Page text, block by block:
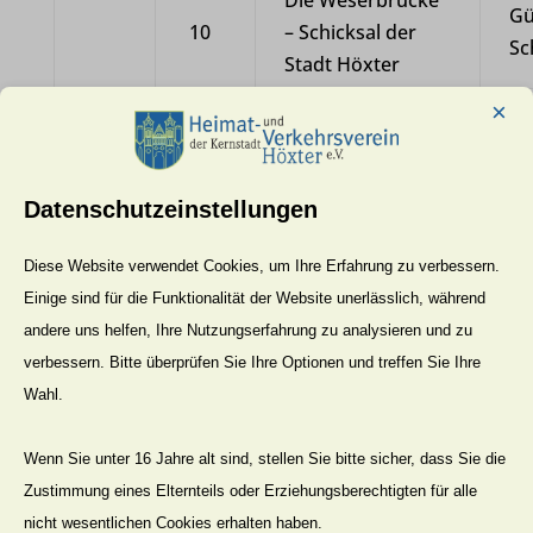
10
– Schicksal der
Stadt Höxter
11
gefährliche
Stadtschenke
Litto als Vorbild
12
Unruhige
Christnacht im
Jahre 1621
Jahr 1955
3
Das Bier schmeckt
nach Seife
Datenschutzeinstellungen
×
Diese Website verwendet Cookies, um Ihre Erfahrung zu verbessern.
Einige sind für die Funktionalität der Website unerlässlich, während
andere uns helfen, Ihre Nutzungserfahrung zu analysieren und zu
verbessern. Bitte überprüfen Sie Ihre Optionen und treffen Sie Ihre
Wahl.
Wenn Sie unter 16 Jahre alt sind, stellen Sie bitte sicher, dass Sie die
Zustimmung eines Elternteils oder Erziehungsberechtigten für alle
nicht wesentlichen Cookies erhalten haben.